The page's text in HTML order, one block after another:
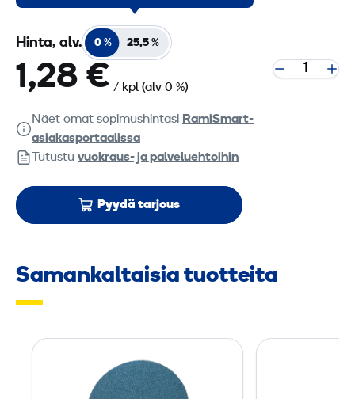
Hinta, alv. 0 % 25,5 %
1,28 € / kpl (alv 0 %)
Näet omat sopimushintasi RamiSmart-
asiakasportaalissa
Tutustu vuokraus- ja palveluehtoihin
Pyydä tarjous
Samankaltaisia tuotteita
R
I